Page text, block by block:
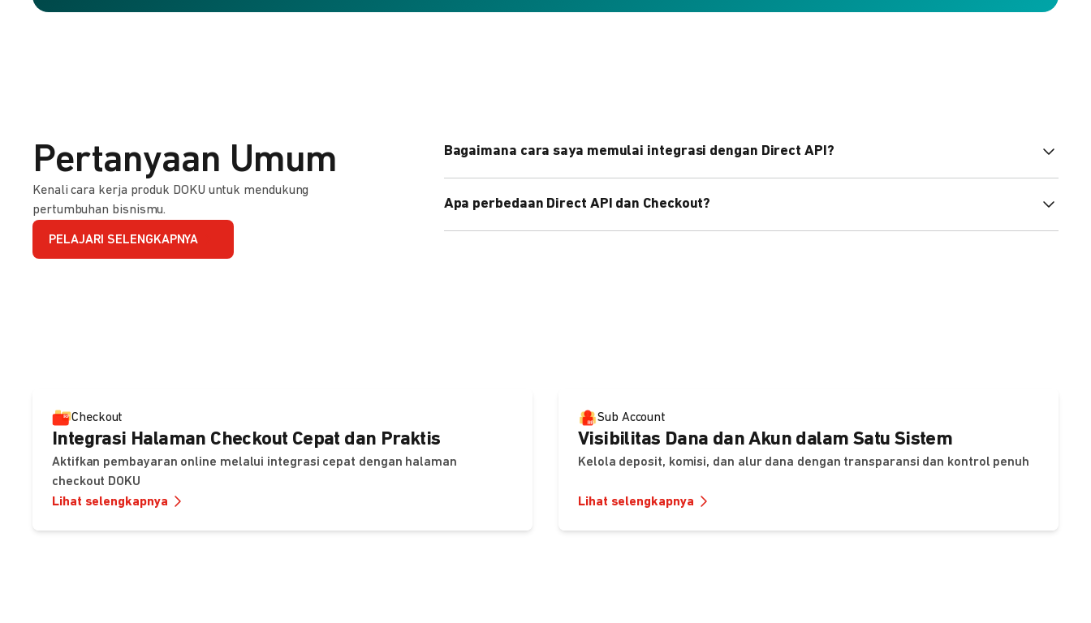
Pertanyaan Umum
Kenali cara kerja produk DOKU untuk mendukung
pertumbuhan bisnismu.
PELAJARI SELENGKAPNYA
Bagaimana cara saya memulai integrasi dengan Direct API?
Pelajari selengkapnyadi sini.
Apa perbedaan Direct API dan Checkout?
Checkout
Integrasi Halaman Checkout Cepat dan Praktis
Aktifkan pembayaran online melalui integrasi cepat dengan halaman
checkout DOKU
Lihat selengkapnya
Sub Account
Visibilitas Dana dan Akun dalam Satu Sistem
Kelola deposit, komisi, dan alur dana dengan transparansi dan kontrol penuh
Lihat selengkapnya